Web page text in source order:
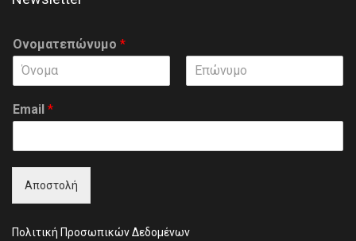
Ονοματεπώνυμο *
i
rEmail *
Αποστολή
Πολιτική Προσωπικών Δεδομένων